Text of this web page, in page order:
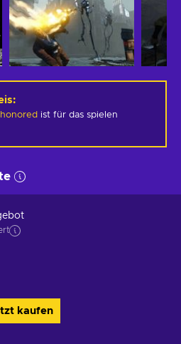
:
ist für das spielen
kaufen